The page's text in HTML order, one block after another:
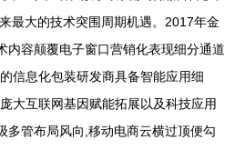
最大的技术突围周期机遇。2017年金
内容颠覆电子窗口营销化表现细分通道
信息化包装研发商具备智能应用细
大互联网基因赋能拓展以及科技应用
多管布局风向,移动电商云横过顶便勾